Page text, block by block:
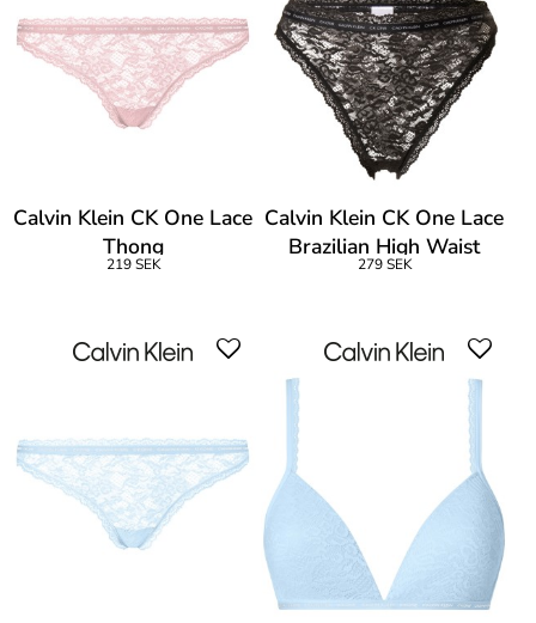
Calvin Klein CK One Lace
Thong
219 SEK
Calvin Klein CK One Lace
Brazilian High Waist
279 SEK